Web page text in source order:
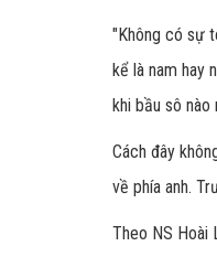
"Không có sự
kể là nam hay
khi bầu sô
Cách đây
về phía anh.
Theo NS Hoài